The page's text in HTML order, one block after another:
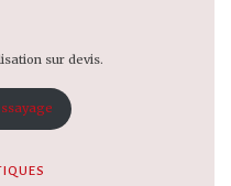
sur devis.